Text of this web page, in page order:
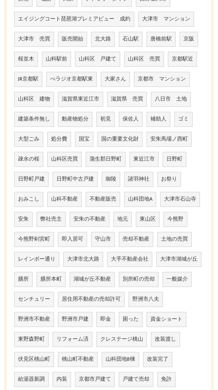
エイジングコート琵琶湖プレミアビュー 成約 大津市 マンション
大津市 売買 販売開始 北大路 石山駅 唐橋前駅 京阪
桜並木 山科駅前 山科区 戸建て 山科区 売買 京都駅近
JR京都駅 べラジオ京都駅東 大家さん 京都市 マンション
山科区 建物 滋賀県東近江市 滋賀県 売買 八日市 土地
建築条件無し 動産物処分 初見 保佐人 補助人 ゴミ
大型ごみ 処分費 国宝 国の重要文化財 安朱馬場ノ西町
疎水の桜 山科区売買 蒲生郡日野町 東近江市 日野町
日野町戸建 日野町中古戸建 御陵 諸羽神社 お祭り
おみこし 山科不動産 不動産販売 山科団地A 大津市石山寺
安朱 弊社売主 安朱の不動産 地元 東山区 今熊野
今熊野剣宮町 即入居可 守山市 売却不動産 土地の売買
レインボー通り 大津市北大路 大手不動産会社 大津市湖城が丘
膳所 膳所本町 湖城が丘不動産 別所町の売却 一般媒介
センチュリー 居住用不動産の売却許可 野洲市八夫
野洲市不動産 野洲市戸建 即金 困った 資金ショート
東野森野町 リフォーム済 クレステージ桃山 改装渡し
伏見区桃山町 桃山町不動産 山科団地B棟 改装完了
給湯器新調 内装 京都市戸建て 戸建て売却 免許